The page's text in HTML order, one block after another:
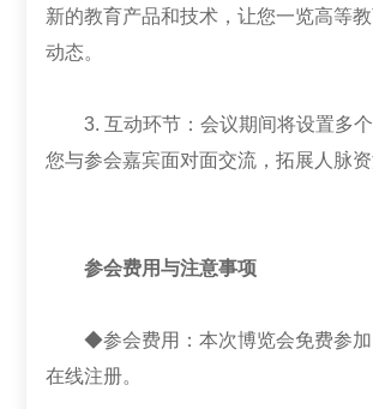
新的教育产品和技术，让您一览高等
动态。
3. 互动环节：会议期间将设置多个
您与参会嘉宾面对面交流，拓展人脉资
参会费用与注意事项
◆参会费用：本次博览会免费参加
在线注册。